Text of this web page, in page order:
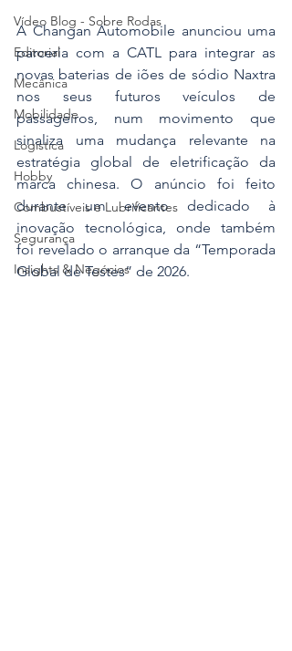
Vídeo Blog - Sobre Rodas
Editorial
Mecânica
Mobilidade
Logística
Hobby
Combustíveis e Lubrificantes
Segurança
Insights & Negócios
A Changan Automobile anunciou uma
parceria com a CATL para integrar as
novas baterias de iões de sódio Naxtra
nos seus futuros veículos de
passageiros, num movimento que
sinaliza uma mudança relevante na
estratégia global de eletrificação da
marca chinesa. O anúncio foi feito
durante um evento dedicado à
inovação tecnológica, onde também
foi revelado o arranque da “Temporada
Global de Testes” de 2026.